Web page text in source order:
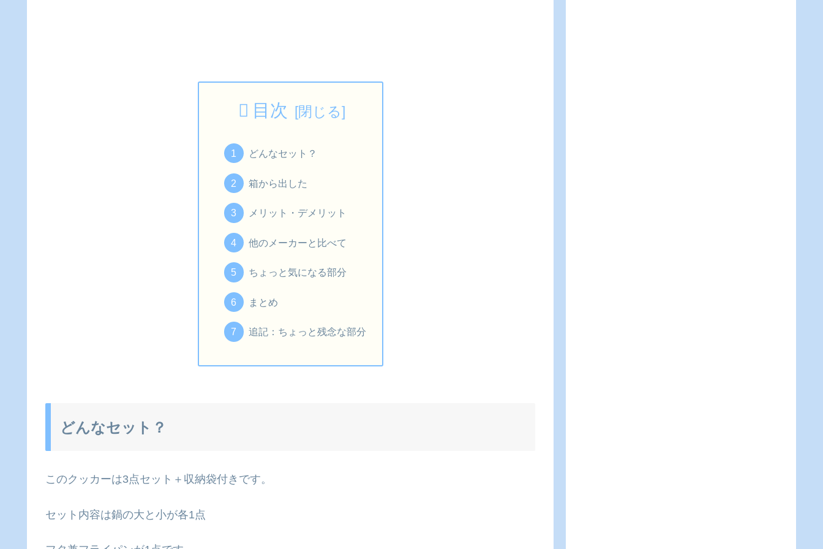
目次
どんなセット？
箱から出した
メリット・デメリット
他のメーカーと比べて
ちょっと気になる部分
まとめ
追記：ちょっと残念な部分
どんなセット？
このクッカーは3点セット＋収納袋付きです。
セット内容は鍋の大と小が各1点